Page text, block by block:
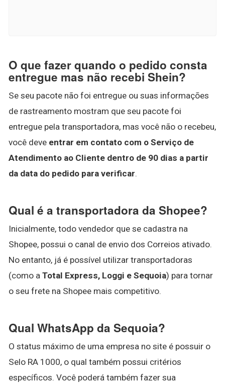
O que fazer quando o pedido consta
entregue mas não recebi Shein?
Se seu pacote não foi entregue ou suas informações
de rastreamento mostram que seu pacote foi
entregue pela transportadora, mas você não o recebeu,
você deve entrar em contato com o Serviço de
Atendimento ao Cliente dentro de 90 dias a partir
da data do pedido para verificar.
Qual é a transportadora da Shopee?
Inicialmente, todo vendedor que se cadastra na
Shopee, possui o canal de envio dos Correios ativado.
No entanto, já é possível utilizar transportadoras
(como a Total Express, Loggi e Sequoia) para tornar
o seu frete na Shopee mais competitivo.
Qual WhatsApp da Sequoia?
O status máximo de uma empresa no site é possuir o
Selo RA 1000, o qual também possui critérios
específicos. Você poderá também fazer sua